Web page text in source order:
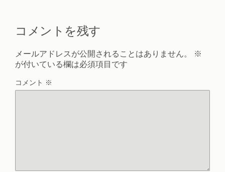
コメントを残す
メールアドレスが公開されることはありません。
※
が付いている欄は必須項目です
コメント ※